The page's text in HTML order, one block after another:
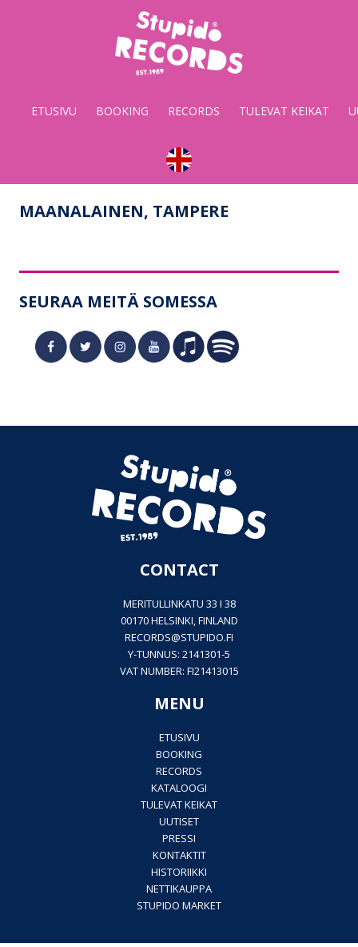
Stupido
Records
&
ETUSIVU BOOKING RECORDS TULEVAT KEIKAT
MAANALAINEN, TAMPERE
SEURAA MEITÄ SOMESSA
CONTACT
MERITULLINKATU 33 I 38
00170 HELSINKI, FINLAND
RECORDS@STUPIDO.FI
Y-TUNNUS: 2141301-5
VAT NUMBER: FI21413015
MENU
ETUSIVU
BOOKING
RECORDS
KATALOOGI
TULEVAT KEIKAT
UUTISET
PRESSI
KONTAKTIT
HISTORIIKKI
NETTIKAUPPA
STUPIDO MARKET